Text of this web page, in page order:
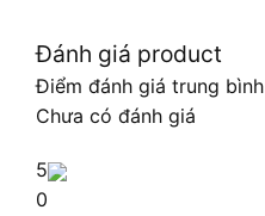
Đánh giá product
Điểm đánh giá trung bình
Chưa có đánh giá
5
0